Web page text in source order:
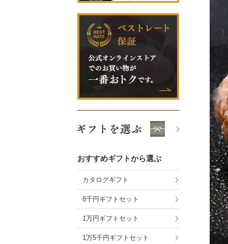
おすすめギフトから選ぶ
カタログギフト
8千円ギフトセット
1万円ギフトセット
1万5千円ギフトセット